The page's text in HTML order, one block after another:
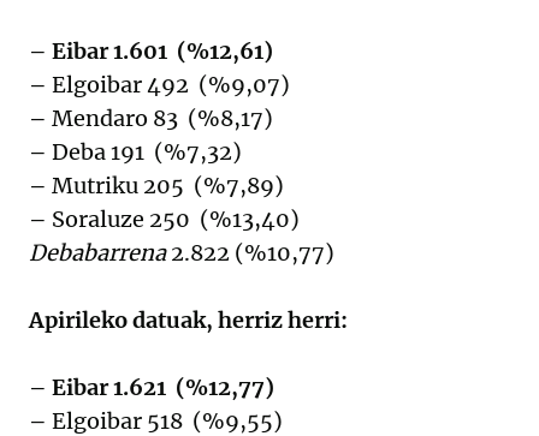
– Eibar 1.601 (%12,61)
– Elgoibar 492 (%9,07)
– Mendaro 83 (%8,17)
– Deba 191 (%7,32)
– Mutriku 205 (%7,89)
– Soraluze 250 (%13,40)
Debabarrena2.822 (%10,77)
Apirileko datuak, herriz herri:
– Eibar 1.621 (%12,77)
– Elgoibar 518 (%9,55)